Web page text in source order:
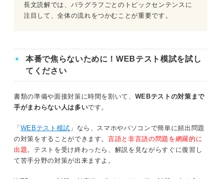
長文読解では、パラグラフごとのトピックセンテンスに
注目して、全体の流れをつかむことが重要です。
本番で焦らないために！WEBテスト模試を試し
てください
書類の準備や面接対策に時間を割いて、 WEBテストの対策まで
手がまわらない人は多いです。
「 WEBテスト模試 」なら、スマホやパソコンで簡単に頻出問題
の対策をすることができます。言語と非言語の問題を網羅的に
出題 。テストを受け終わったら、解説を見ながらすぐに復習し
て苦手分野の対策が出来ますよ。